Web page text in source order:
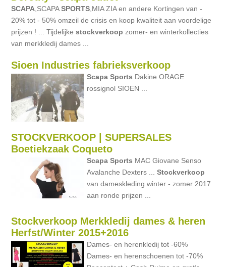
SCAPA ,SCAPASPORTS ,MIA ZIA en andere Kortingen van -
20% tot - 50% omzeil de crisis en koop kwaliteit aan voordelige
prijzen ! ... Tijdelijkestockverkoop zomer- en winterkollecties
van merkkledij dames ...
Sioen Industries fabrieksverkoop
Scapa Sports Dakine ORAGE
rossignol SIOEN ...
STOCKVERKOOP | SUPERSALES
Boetiekzaak Coqueto
Scapa Sports MAC Giovane Senso
Avalanche Dexters ...Stockverkoop
van dameskleding winter - zomer 2017
aan ronde prijzen ...
Stockverkoop Merkkledij dames & heren
Herfst/Winter 2015+2016
Dames- en herenkledij tot -60%
Dames- en herenschoenen tot -70%